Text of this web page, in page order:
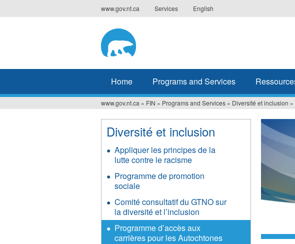
to
www.gov.nt.ca Services English
Home Programs and Services
You
are
here
www.gov.nt.ca » FIN » Programs and Services » Diversité et inclusion »
Diversité et inclusion
Appliquer les principes de la
lutte contre le racisme
Programme de promotion
sociale
Comité consultatif du GTNO sur
la diversité et l’inclusion
Programme d’accès aux
carrières pour les Autochtones